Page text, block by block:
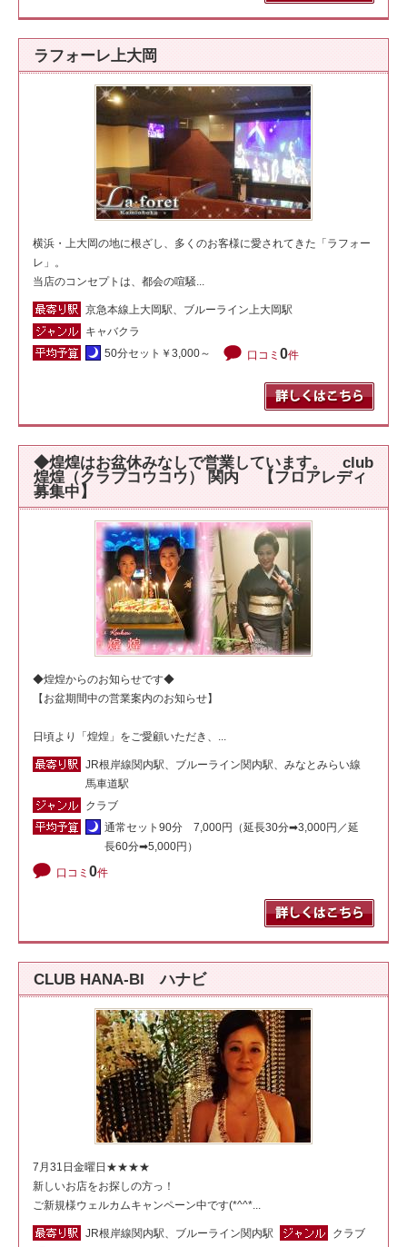
ラフォーレ上大岡
横浜・上大岡の地に根ざし、多くのお客様に愛されてきた「ラフォー
レ」。
当店のコンセプトは、都会の喧騒...
京急本線上大岡駅、ブルーライン上大岡駅
キャバクラ
50分セット￥3,000～
口コミ 0件
◆煌煌はお盆休みなしで営業しています。 club
煌煌（クラブコウコウ） 関内 【フロアレディ
募集中】
◆煌煌からのお知らせです◆
【お盆期間中の営業案内のお知らせ】
日頃より「煌煌」をご愛顧いただき、...
JR根岸線関内駅、ブルーライン関内駅、みなとみらい線
馬車道駅
クラブ
通常セット90分 7,000円（延長30分➡3,000円／延
長60分➡5,000円）
口コミ 0件
CLUB HANA-BI ハナビ
7月31日金曜日★★★★
新しいお店をお探しの方っ！
ご新規様ウェルカムキャンペーン中です(*^^*...
JR根岸線関内駅、ブルーライン関内駅
クラブ